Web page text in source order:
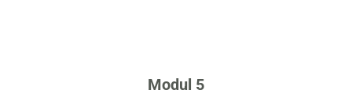
Modul 5